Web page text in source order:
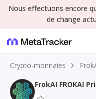
Nous effectuons encore
de change
Crypto-monnaies
FrokAI FROKAI